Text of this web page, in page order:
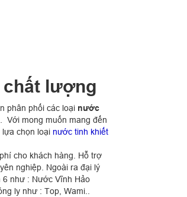
chất lượng
phân phối các loại nước
Với mong muốn mang đến
chọn loại nước tinh khiết
cho khách hàng. Hỗ trợ
nghiệp. Ngoài ra đại lý
như : Nước Vĩnh Hảo
ly như : Top, Wami..